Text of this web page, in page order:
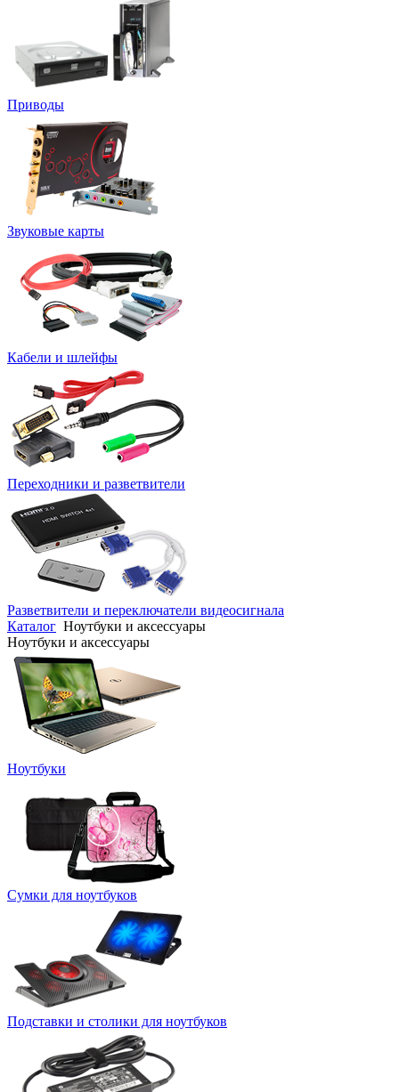
Приводы
Звуковые карты
Кабели и шлейфы
Переходники и разветвители
Разветвители и переключатели видеосигнала
Каталог Ноутбуки и аксессуары
Ноутбуки и аксессуары
Ноутбуки
Сумки для ноутбуков
Подставки и столики для ноутбуков